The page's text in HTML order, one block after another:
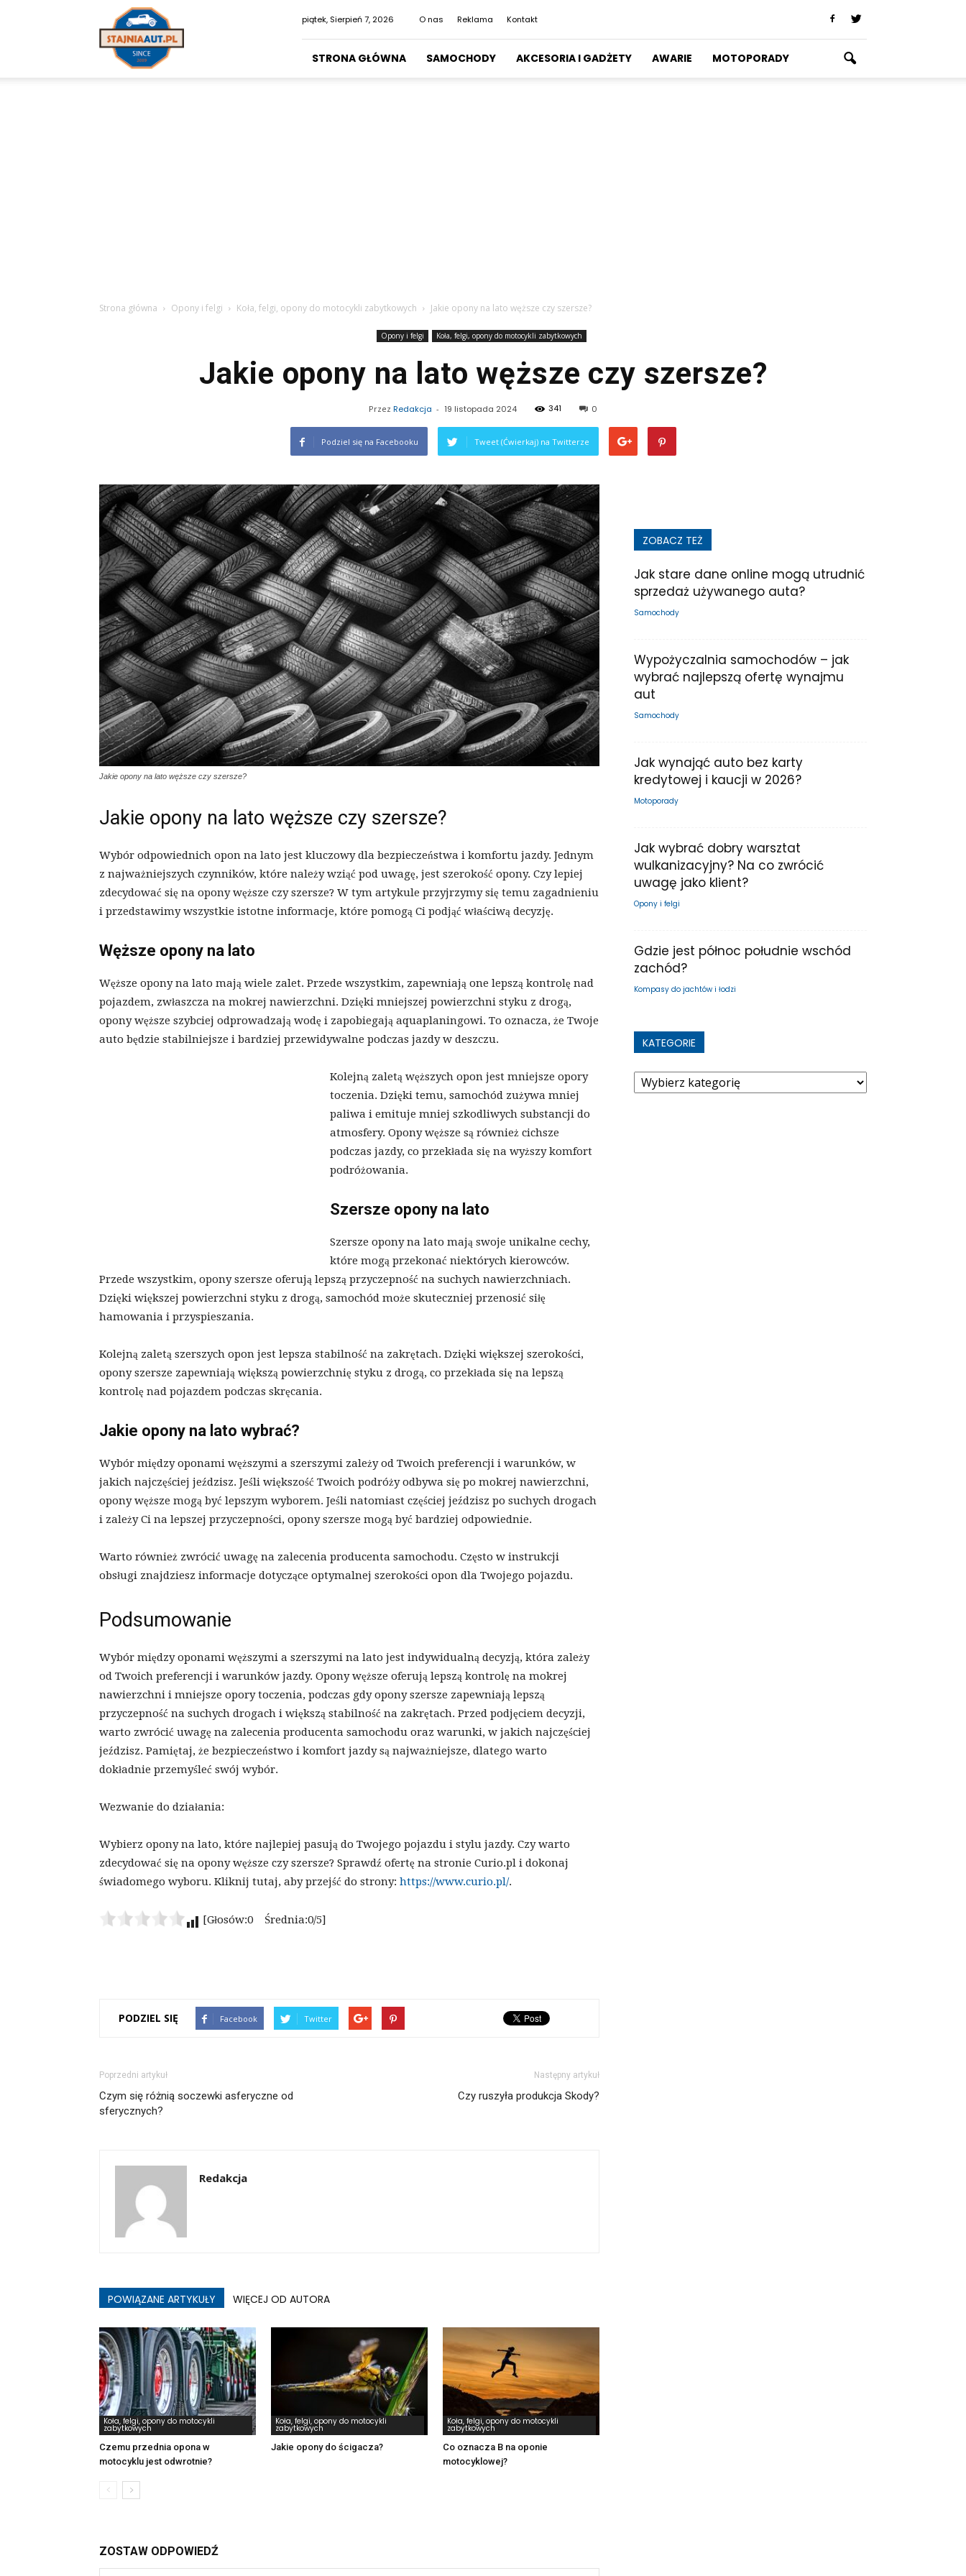
Stajniaaut.pl
piątek, Sierpień 7, 2026 O nas Reklama Kontakt
STRONA GŁÓWNA SAMOCHODY AKCESORIA I GADŻETY AWARIE MOTOPORADY
Strona główna Opony i felgi Koła, felgi, opony do motocykli zabytkowych Jakie opony na lato węższe czy szersze?
Opony i felgi Koła, felgi, opony do motocykli zabytkowych
Jakie opony na lato węższe czy szersze?
Przez Redakcja - 19 listopada 2024 341 0
Podziel się na Facebooku Tweet (Ćwierkaj) na Twitterze
Jakie opony na lato węższe czy szersze?
Jakie opony na lato węższe czy szersze?
Wybór odpowiednich opon na lato jest kluczowy dla bezpieczeństwa i komfortu jazdy. Jednym
z najważniejszych czynników, które należy wziąć pod uwagę, jest szerokość opony. Czy lepiej
zdecydować się na opony węższe czy szersze? W tym artykule przyjrzymy się temu zagadnieniu
i przedstawimy wszystkie istotne informacje, które pomogą Ci podjąć właściwą decyzję.
Węższe opony na lato
Węższe opony na lato mają wiele zalet. Przede wszystkim, zapewniają one lepszą kontrolę nad
pojazdem, zwłaszcza na mokrej nawierzchni. Dzięki mniejszej powierzchni styku z drogą,
opony węższe szybciej odprowadzają wodę i zapobiegają aquaplaningowi. To oznacza, że Twoje
auto będzie stabilniejsze i bardziej przewidywalne podczas jazdy w deszczu.
Kolejną zaletą węższych opon jest mniejsze opory
toczenia. Dzięki temu, samochód zużywa mniej
paliwa i emituje mniej szkodliwych substancji do
atmosfery. Opony węższe są również cichsze
podczas jazdy, co przekłada się na wyższy komfort
podróżowania.
Szersze opony na lato
Szersze opony na lato mają swoje unikalne cechy,
które mogą przekonać niektórych kierowców.
Przede wszystkim, opony szersze oferują lepszą przyczepność na suchych nawierzchniach.
Dzięki większej powierzchni styku z drogą, samochód może skuteczniej przenosić siłę
hamowania i przyspieszania.
Kolejną zaletą szerszych opon jest lepsza stabilność na zakrętach. Dzięki większej szerokości,
opony szersze zapewniają większą powierzchnię styku z drogą, co przekłada się na lepszą
kontrolę nad pojazdem podczas skręcania.
Jakie opony na lato wybrać?
Wybór między oponami węższymi a szerszymi zależy od Twoich preferencji i warunków, w
jakich najczęściej jeździsz. Jeśli większość Twoich podróży odbywa się po mokrej nawierzchni,
opony węższe mogą być lepszym wyborem. Jeśli natomiast częściej jeździsz po suchych drogach
i zależy Ci na lepszej przyczepności, opony szersze mogą być bardziej odpowiednie.
Warto również zwrócić uwagę na zalecenia producenta samochodu. Często w instrukcji
obsługi znajdziesz informacje dotyczące optymalnej szerokości opon dla Twojego pojazdu.
Podsumowanie
Wybór między oponami węższymi a szerszymi na lato jest indywidualną decyzją, która zależy
od Twoich preferencji i warunków jazdy. Opony węższe oferują lepszą kontrolę na mokrej
nawierzchni i mniejsze opory toczenia, podczas gdy opony szersze zapewniają lepszą
przyczepność na suchych drogach i większą stabilność na zakrętach. Przed podjęciem decyzji,
warto zwrócić uwagę na zalecenia producenta samochodu oraz warunki, w jakich najczęściej
jeździsz. Pamiętaj, że bezpieczeństwo i komfort jazdy są najważniejsze, dlatego warto
dokładnie przemyśleć swój wybór.
Wezwanie do działania:
Wybierz opony na lato, które najlepiej pasują do Twojego pojazdu i stylu jazdy. Czy warto
zdecydować się na opony węższe czy szersze? Sprawdź ofertę na stronie Curio.pl i dokonaj
świadomego wyboru. Kliknij tutaj, aby przejść do strony: https://www.curio.pl/.
[Głosów:0 Średnia:0/5]
PODZIEL SIĘ Facebook Twitter
Poprzedni artykuł
Czym się różnią soczewki asferyczne od
sferycznych?
Następny artykuł
Czy ruszyła produkcja Skody?
Redakcja
POWIĄZANE ARTYKUŁY WIĘCEJ OD AUTORA
Koła, felgi, opony do motocykli
zabytkowych
Czemu przednia opona w
motocyklu jest odwrotnie?
Koła, felgi, opony do motocykli
zabytkowych
Jakie opony do ścigacza?
Koła, felgi, opony do motocykli
zabytkowych
Co oznacza B na oponie
motocyklowej?
ZOSTAW ODPOWIEDŹ
ZOBACZ TEŻ
Jak stare dane online mogą utrudnić
sprzedaż używanego auta?
Samochody
Wypożyczalnia samochodów – jak
wybrać najlepszą ofertę wynajmu
aut
Samochody
Jak wynająć auto bez karty
kredytowej i kaucji w 2026?
Motoporady
Jak wybrać dobry warsztat
wulkanizacyjny? Na co zwrócić
uwagę jako klient?
Opony i felgi
Gdzie jest północ południe wschód
zachód?
Kompasy do jachtów i łodzi
KATEGORIE
Kategorie